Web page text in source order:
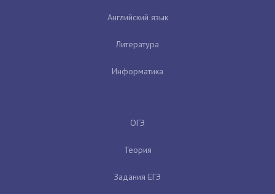
Английский язык
Литература
Информатика
ОГЭ
Теория
Задания ЕГЭ